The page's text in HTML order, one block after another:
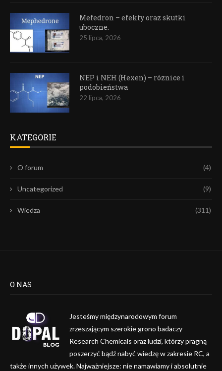
Mefedron – efekty oraz skutki
uboczne.
25 lipca, 2026
NEP i NEH (Hexen) – róznice i
podobieństwa
22 lipca, 2026
KATEGORIE
O forum (4)
Uncategorized (9)
Wiedza (311)
O NAS
Jesteśmy międzynarodowym forum
zrzeszającym szerokie grono badaczy
Research Chemicals oraz ludzi, którzy pragną
poszerzyć bądź nabyć wiedzę w zakresie RC, a
także innych używek. Najważniejsze: nie namawiamy i absolutnie